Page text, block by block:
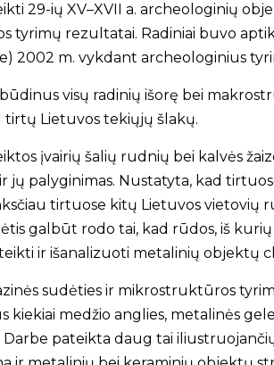
29-ių XV–XVII a. archeologinių
tyrimų rezultatai. Radiniai buvo
2002 m. vykdant archeologinius
visų radinių išorę bei
tirtų Lietuvos tekiųjų šlakų.
įvairių šalių rudnių bei kalvės
jų palyginimas. Nustatyta, kad
tirtuose kitų Lietuvos vietovių
galbūt rodo tai, kad rūdos, iš
ir išanalizuoti metalinių objektų
sudėties ir mikrostruktūros
kiekiai medžio anglies, metalinės
Darbe pateikta daug tai